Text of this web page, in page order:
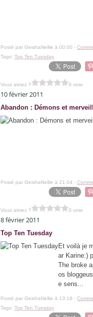
Posté par GeishaNellie à 00:00 -
Tags: Top Ten Tuesday
Vous aimez ? 0 vote
10 février 2011
Abandon : Démons et
Posté par GeishaNellie à 21:04 -
Vous aimez ? 0 vote
8 février 2011
Top Ten Tuesday
Et voilà je
ar Karine:)
The broke
os
e sens...
Posté par GeishaNellie à 13:18 -
Tags: Top Ten Tuesday